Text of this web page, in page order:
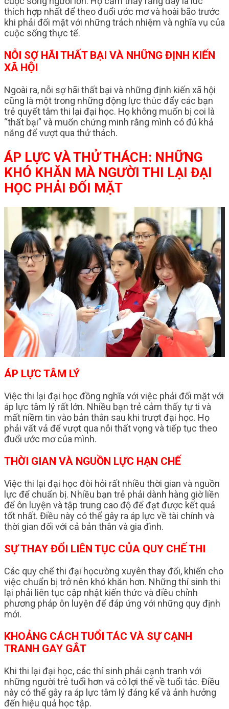
thích hợp nhất để theo đuổi ước mơ và hoài bão trước
khi phải đối mặt với những trách nhiệm và nghĩa vụ của
cuộc sống thực tế.
NỖI SỢ HÃI THẤT BẠI VÀ NHỮNG ĐỊNH KIẾN
XÃ HỘI
Ngoài ra, nỗi sợ hãi thất bại và những định kiến xã hội
cũng là một trong những động lực thúc đẩy các bạn
trẻ quyết tâm thi lại đại học. Họ không muốn bị coi là
“thất bại” và muốn chứng minh rằng mình có đủ khả
năng để vượt qua thử thách.
ÁP LỰC VÀ THỬ THÁCH: NHỮNG
KHÓ KHĂN MÀ NGƯỜI THI LẠI ĐẠI
HỌC PHẢI ĐỐI MẶT
ÁP LỰC TÂM LÝ
Việc thi lại đại học đồng nghĩa với việc phải đối mặt với
áp lực tâm lý rất lớn. Nhiều bạn trẻ cảm thấy tự ti và
mất niềm tin vào bản thân sau khi trượt đại học. Họ
phải vất vả để vượt qua nỗi thất vọng và tiếp tục theo
đuổi ước mơ của mình.
THỜI GIAN VÀ NGUỒN LỰC HẠN CHẾ
Việc thi lại đại học đòi hỏi rất nhiều thời gian và nguồn
lực để chuẩn bị. Nhiều bạn trẻ phải dành hàng giờ liền
để ôn luyện và tập trung cao độ để đạt được kết quả
tốt nhất. Điều này có thể gây ra áp lực về tài chính và
thời gian đối với cả bản thân và gia đình.
SỰ THAY ĐỔI LIÊN TỤC CỦA QUY CHẾ THI
Các quy chế thi đại họcường xuyên thay đổi, khiến cho
việc chuẩn bị trở nên khó khăn hơn. Những thí sinh thi
lại phải liên tục cập nhật kiến thức và điều chỉnh
phương pháp ôn luyện để đáp ứng với những quy định
mới.
KHOẢNG CÁCH TUỔI TÁC VÀ SỰ CẠNH
TRANH GAY GẮT
Khi thi lại đại học, các thí sinh phải cạnh tranh với
những người trẻ tuổi hơn và có lợi thế về tuổi tác. Điều
này có thể gây ra áp lực tâm lý đáng kể và ảnh hưởng
đến hiệu quả học tập.